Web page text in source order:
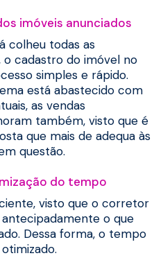
imóveis anunciados
colheu todas as
cadastro do imóvel no
simples e rápido.
está abastecido com
as vendas
também, visto que é
que mais de adequa às
questão.
do tempo
visto que o corretor
o que
Dessa forma, o tempo